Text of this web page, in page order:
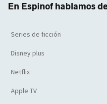
En Espinof hablamos
Series de ficción
Disney plus
Netflix
Apple TV